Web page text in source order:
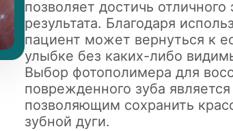
позволяет достичь отличного
результата. Благодаря
пациент может вернуться к
улыбке без каких-либо
Выбор фотополимера для
поврежденного зуба
позволяющим сохранить
зубной дуги.